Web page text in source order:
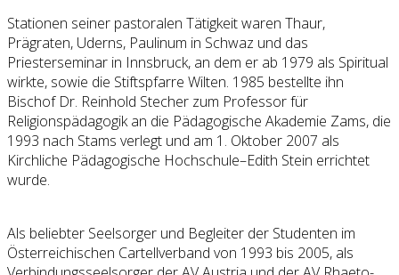
Stationen seiner pastoralen Tätigkeit waren Thaur,
Prägraten, Uderns, Paulinum in Schwaz und das
Priesterseminar in Innsbruck, an dem er ab 1979 als Spiritual
wirkte, sowie die Stiftspfarre Wilten. 1985 bestellte ihn
Bischof Dr. Reinhold Stecher zum Professor für
Religionspädagogik an die Pädagogische Akademie Zams, die
1993 nach Stams verlegt und am 1. Oktober 2007 als
Kirchliche Pädagogische Hochschule–Edith Stein errichtet
wurde.
Als beliebter Seelsorger und Begleiter der Studenten im
Österreichischen Cartellverband von 1993 bis 2005, als